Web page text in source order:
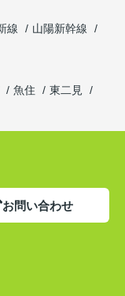
線
山陽新幹線
魚住
東二見
お問い合わせ